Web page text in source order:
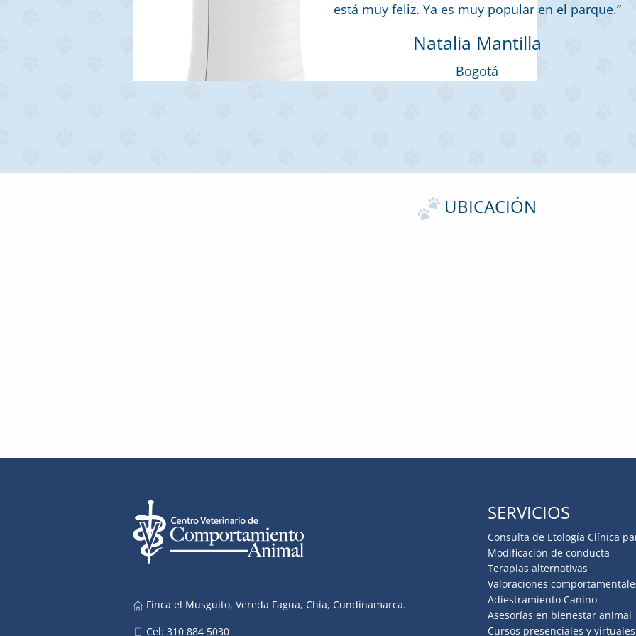
está muy feliz. Ya es muy popular en el parque.”
Natalia Mantilla
Bogotá
UBICACIÓN
Finca el Musguito, Vereda Fagua, Chia, Cundinamarca.
Cel: 310 884 5030
SERVICIOS
Consulta de Etología Clínica
Modificación de conducta
Terapias alternativas
Valoraciones
Adiestramiento Canino
Asesorías en bienestar animal
Cursos presenciales y virtuales